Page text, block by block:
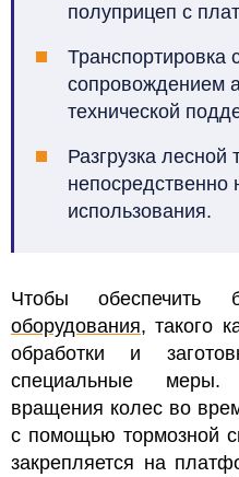
полуприцеп с
Транспортировка
сопровождением
технической
Разгрузка лесной
непосредственно
использования.
Чтобы обеспечить
оборудования, такого
обработки и
специальные меры.
вращения колес во
с помощью тормозной
закрепляется на